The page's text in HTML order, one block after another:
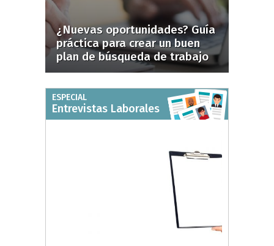
¿Nuevas oportunidades? Guía
práctica para crear un buen
plan de búsqueda de trabajo
ESPECIAL
Entrevistas Laborales